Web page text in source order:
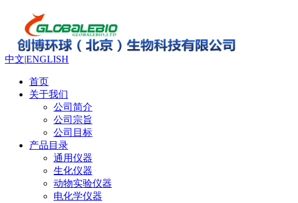
中文|ENGLISH
首页
关于我们
公司简介
公司宗旨
公司目标
产品目录
通用仪器
生化仪器
动物实验仪器
电化学仪器